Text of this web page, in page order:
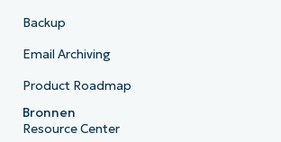
Backup
Email Archiving
Product Roadmap
Bronnen
Resource Center